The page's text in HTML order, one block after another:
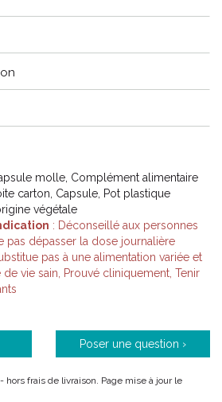
: encres végétales, vernis sur
molle, Complément alimentaire
carton, Capsule, Pot plastique
végétale
: Déconseillé aux personnes
pas dépasser la dose journalière
pas à une alimentation variée et
vie sain, Prouvé cliniquement, Tenir
Poser une question ›
hors frais de livraison. Page mise à jour le